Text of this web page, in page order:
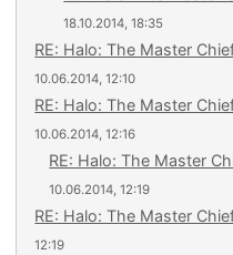
18.10.2014, 18:35
RE: Halo: The Master
10.06.2014, 12:10
RE: Halo: The Master
10.06.2014, 12:16
RE: Halo: The Master
10.06.2014, 12:19
RE: Halo: The Master
12:19